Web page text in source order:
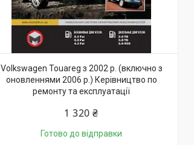
Volkswagen Touareg з 2002 р. (включно з
оновленнями 2006 р.) Керівництво по
ремонту та експлуатації
1 320 ₴
Готово до відправки